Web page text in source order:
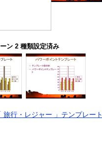
ン 2 種類設定済み
旅行・レジャー 」テンプレート